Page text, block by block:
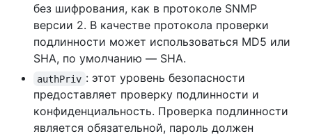
без шифрования, как в протоколе SNMP
версии 2. В качестве протокола проверки
подлинности может использоваться MD5 или
SHA, по умолчанию — SHA.
authPriv : этот уровень безопасности
предоставляет проверку подлинности и
конфиденциальность. Проверка подлинности
является обязательной, пароль должен